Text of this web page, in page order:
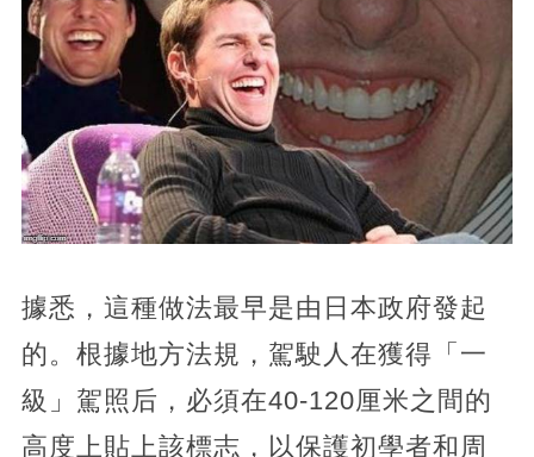
據悉，這種做法最早是由日本政府發起
的。根據地方法規，駕駛人在獲得「一
級」駕照后，必須在40-120厘米之間的
高度上貼上該標志，以保護初學者和周